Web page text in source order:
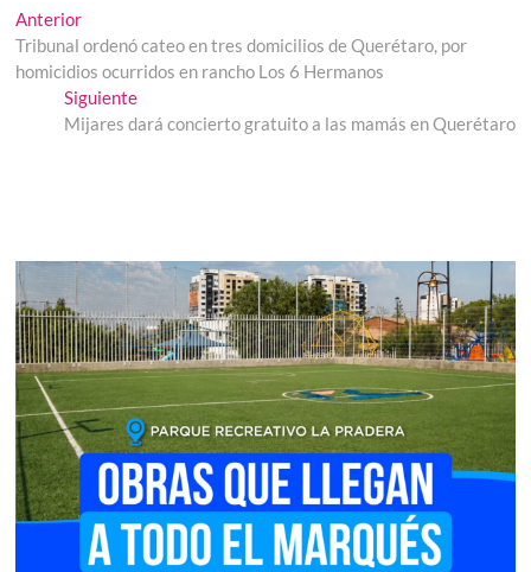
Navegación
de
entradas
AnteriorEntrada
anterior:
Tribunal ordenó cateo en tres domicilios de Querétaro, por
homicidios ocurridos en rancho Los 6 Hermanos
SiguienteEntrada
siguiente:
Mijares dará concierto gratuito a las mamás en Querétaro